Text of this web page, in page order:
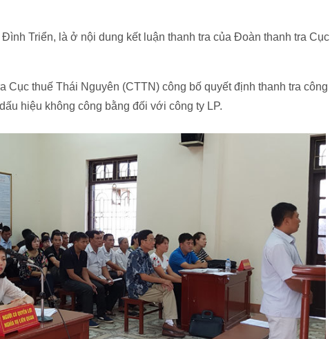
Triển, là ở nội dung kết luận thanh tra của Đoàn thanh tra Cục
Cục thuế Thái Nguyên (CTTN) công bố quyết định thanh tra công
hiệu không công bằng đối với công ty LP.